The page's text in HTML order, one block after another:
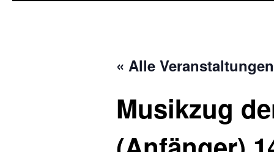
« Alle Veranstaltungen
Musikzug